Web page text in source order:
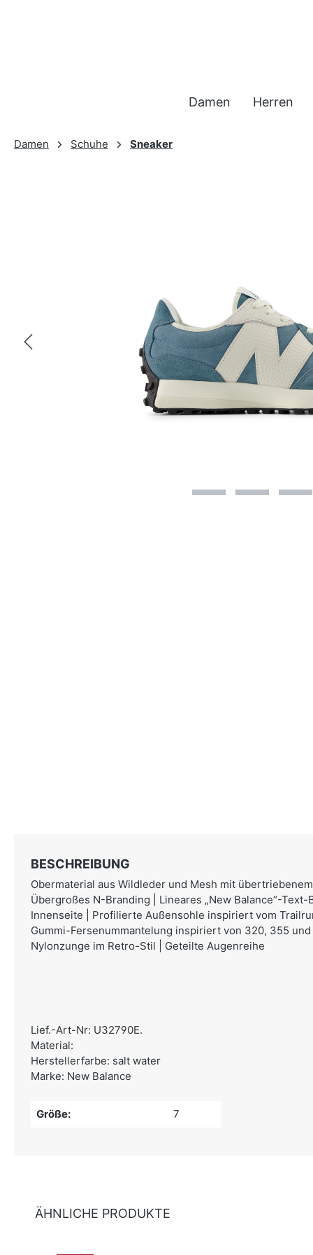
Damen Herren
Damen Schuhe Sneaker
BESCHREIBUNG
Obermaterial aus Wildleder und Mesh mit
Übergroßes N-Branding | Lineares „New Balance“-Text-
Innenseite | Profilierte Außensohle inspiriert vom
Gummi-Fersenummantelung inspiriert von 320, 355
Nylonzunge im Retro-Stil | Geteilte Augenreihe
Lief.-Art-Nr: U32790E.
Material:
Herstellerfarbe: salt water
Marke: New Balance
Größe: 7
ÄHNLICHE PRODUKTE